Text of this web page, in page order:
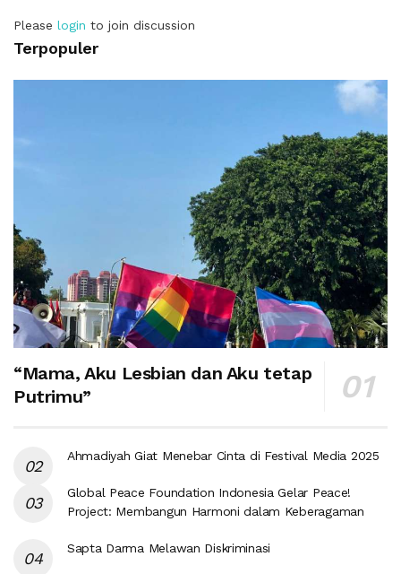
Please login to join discussion
Terpopuler
“Mama, Aku Lesbian dan Aku tetap
Putrimu”
Ahmadiyah Giat Menebar Cinta di Festival Media 2025
Global Peace Foundation Indonesia Gelar Peace!
Project: Membangun Harmoni dalam Keberagaman
Sapta Darma Melawan Diskriminasi